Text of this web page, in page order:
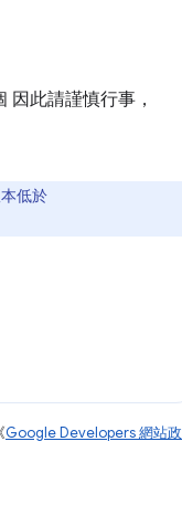
因此請謹慎行事，
低於
Google Developers 網站政